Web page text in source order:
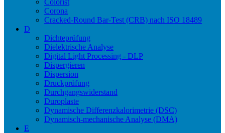
Colorist
Corona
Cracked-Round Bar-Test (CRB) nach ISO 18489
D
Dichteprüfung
Dielektrische Analyse
Digital Light Processing - DLP
Dispergieren
Dispersion
Druckprüfung
Durchgangswiderstand
Duroplaste
Dynamische Differenzkalorimetrie (DSC)
Dynamisch-mechanische Analyse (DMA)
E